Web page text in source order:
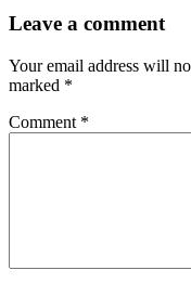
Leave a comment
Your email address will
marked *
Comment *